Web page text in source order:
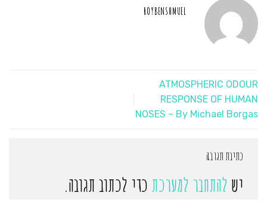
ROYBENSHMUEL
ATMOSPHERIC ODOUR
RESPONSE OF HUMAN
NOSES – By Michael Borgas
כתיבת תגובה
יש להתחבר למערכת כדי לכתוב תגובה.